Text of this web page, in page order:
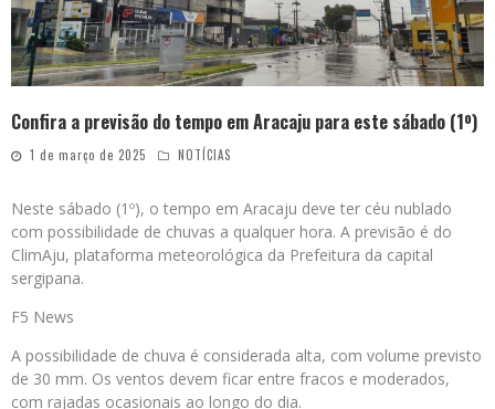
Confira a previsão do tempo em Aracaju para este sábado (1º)
1 de março de 2025 NOTÍCIAS
Neste sábado (1º), o tempo em Aracaju deve ter céu nublado
com possibilidade de chuvas a qualquer hora. A previsão é do
ClimAju, plataforma meteorológica da Prefeitura da capital
sergipana.
F5 News
A possibilidade de chuva é considerada alta, com volume previsto
de 30 mm. Os ventos devem ficar entre fracos e moderados,
com rajadas ocasionais ao longo do dia.